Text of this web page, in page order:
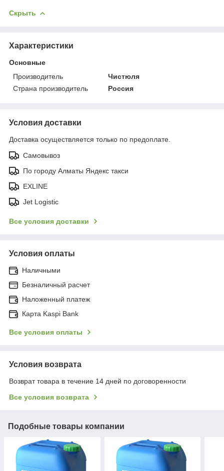
Скрыть
Характеристики
Основные
Производитель
Чистюля
Страна производитель
Россия
Условия доставки
Доставка осуществляется только по предоплате.
Самовывоз
По городу Алматы Яндекс такси
EXLINE
Jet Logistic
Все условия доставки
Условия оплаты
Наличными
Безналичный расчет
Наложенный платеж
Карта Kaspi Bank
Все условия оплаты
Условия возврата
Возврат товара в течение 14 дней по договоренности
Все условия возврата
Подобные товары компании